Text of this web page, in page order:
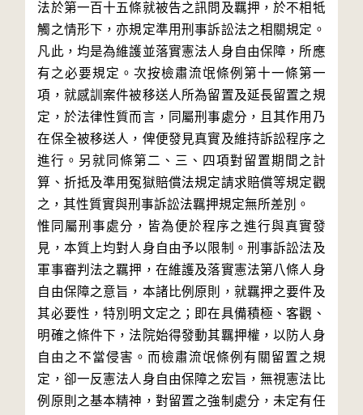
法於第一百十五條就被告之訊問及羈押，於不相牴
觸之情形下，亦規定準用刑事訴訟法之相關規定。
凡此，均是為維護並落實憲法人身自由保障，所應
有之必要規定。次按檢肅流氓條例第十一條第一
項，就感訓案件被移送人所為留置及延長留置之規
定，於法律性質而言，同屬刑事處分，且其作用乃
在保全被移送人，俾便發見真實及維持訴訟程序之
進行。另就同條第二、三、四項對留置期間之計
算、折抵及準用冤獄賠償法規定請求賠償等規定觀
之，其性質實與刑事訴訟法羈押規定無所差別。
惟同屬刑事處分，皆為便於程序之進行與真實發
見，本質上均對人身自由予以限制。刑事訴訟法及
軍事審判法之羈押，在維護及落實憲法第八條人身
自由保障之意旨，本諸比例原則，就羈押之要件及
其必要性，特別明文定之；即在具備積極、客觀、
明確之條件下，法院始得發動其羈押權，以防人身
自由之不當侵害。而檢肅流氓條例有關留置之規
定，卻一反憲法人身自由保障之宏旨，無視憲法比
例原則之基本精神，對留置之強制處分，未定有任